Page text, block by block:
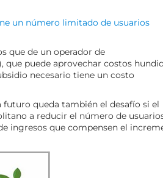
un número limitado de usuarios
que de un operador de
que puede aprovechar costos
necesario tiene un costo
queda también el desafío si el
a reducir el número de
ingresos que compensen el